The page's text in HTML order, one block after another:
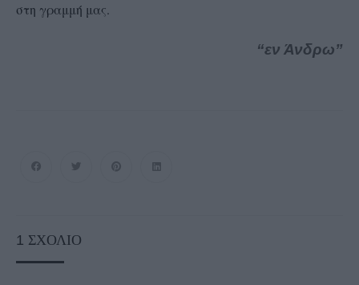
στη γραμμή μας.
“εν Άνδρω”
1 ΣΧΌΛΙΟ